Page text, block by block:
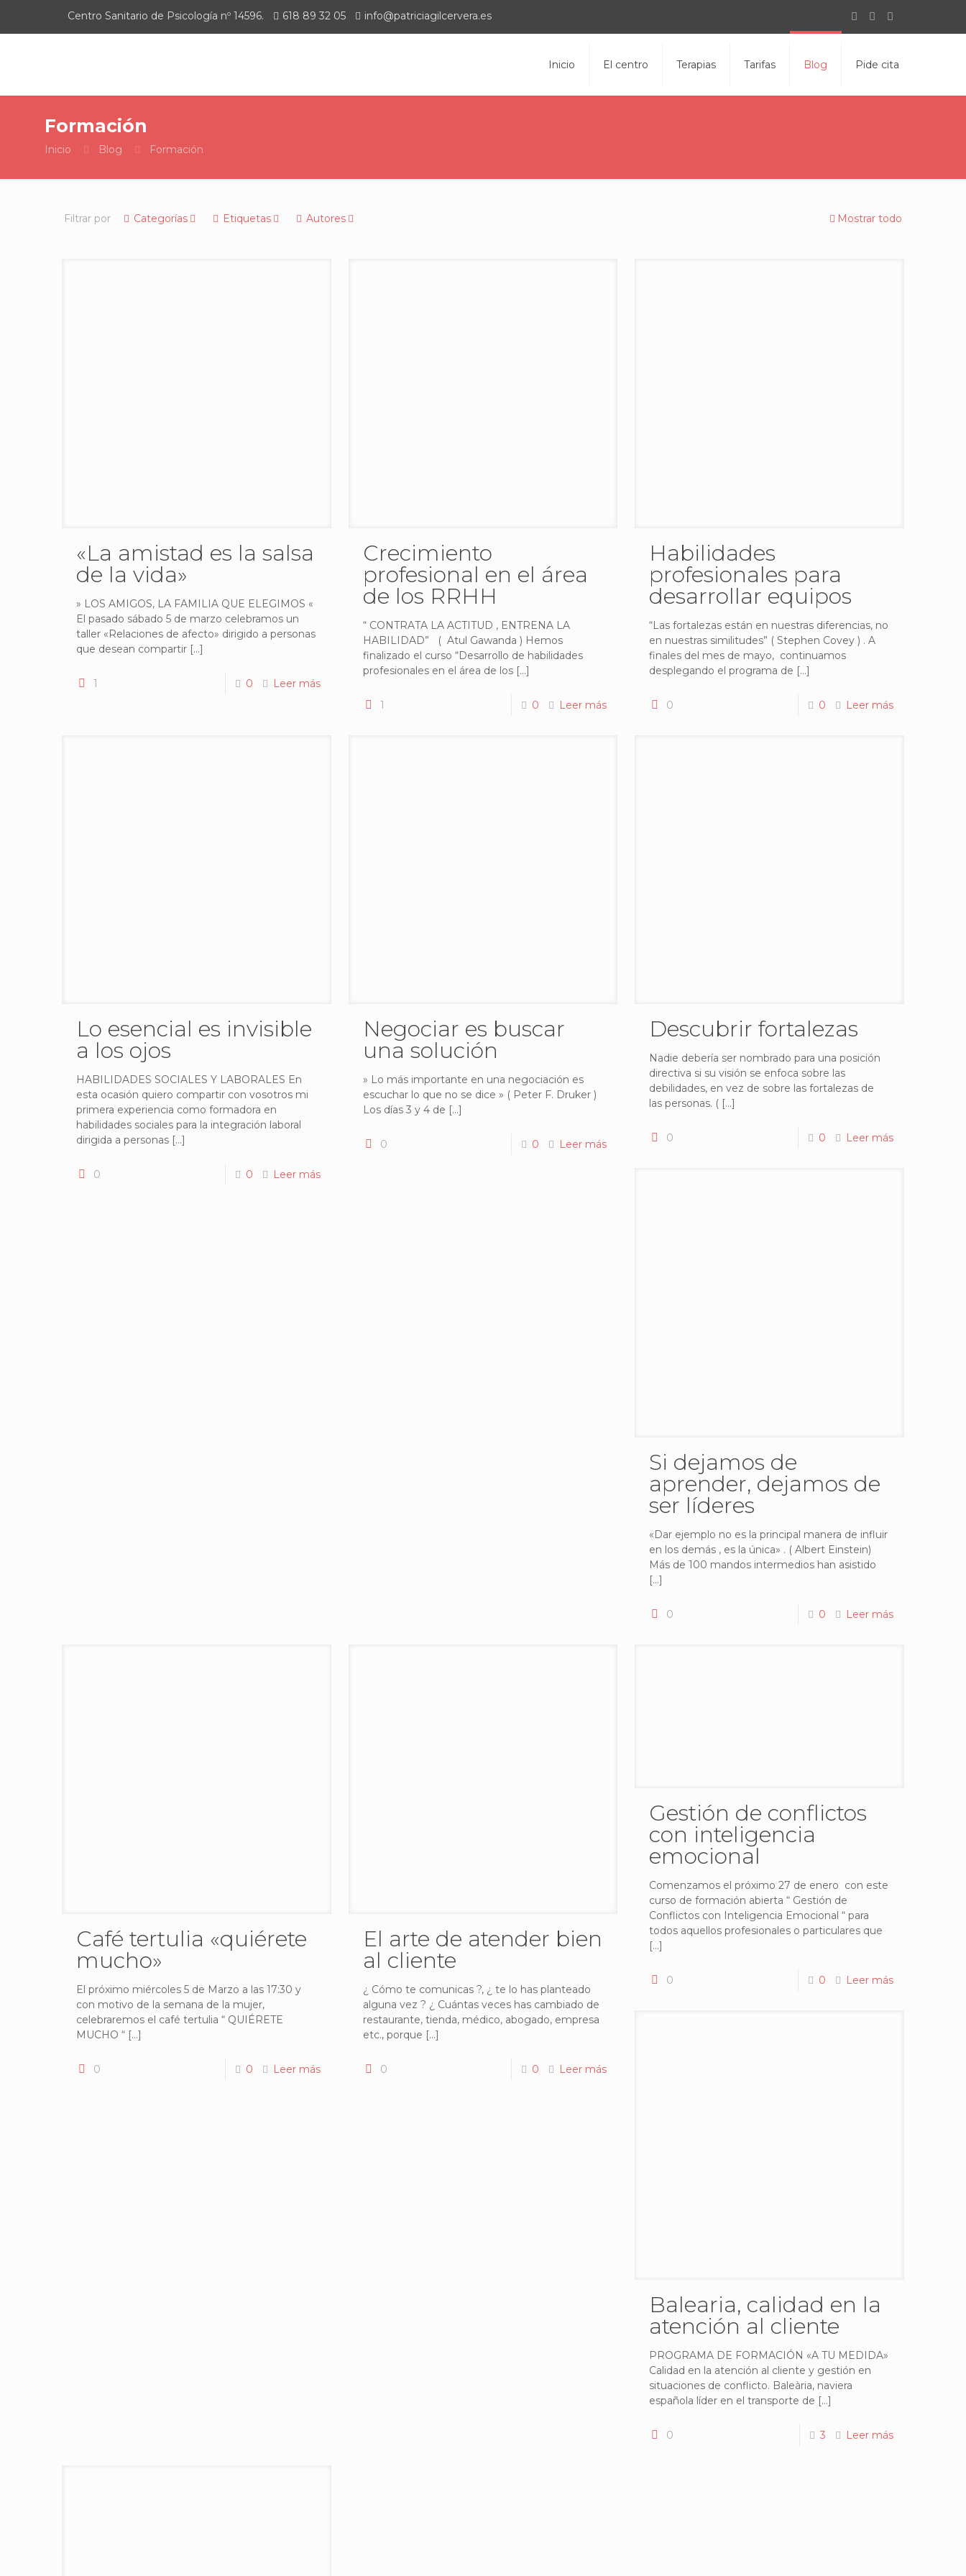
Centro Sanitario de Psicología nº 14596. 618 89 32 05 info@patriciagilcervera.es
Inicio El centro Terapias Tarifas Blog Pide cita
Formación
Inicio Blog Formación
Filtrar por Categorías Etiquetas Autores Mostrar todo
«La amistad es la salsa
de la vida»
» LOS AMIGOS, LA FAMILIA QUE ELEGIMOS «
El pasado sábado 5 de marzo celebramos un
taller «Relaciones de afecto» dirigido a personas
que desean compartir[…]
1 0 Leer más
Crecimiento
profesional en el área
de los RRHH
“ CONTRATA LA ACTITUD , ENTRENA LA
HABILIDAD” ( Atul Gawanda ) Hemos
finalizado el curso “Desarrollo de habilidades
profesionales en el área de los[…]
1 0 Leer más
Habilidades
profesionales para
desarrollar equipos
“Las fortalezas están en nuestras diferencias, no
en nuestras similitudes” ( Stephen Covey ) . A
finales del mes de mayo, continuamos
desplegando el programa de […]
0 0 Leer más
Lo esencial es invisible
a los ojos
HABILIDADES SOCIALES Y LABORALES En
esta ocasión quiero compartir con vosotros mi
primera experiencia como formadora en
habilidades sociales para la integración laboral
dirigida a personas[…]
0 0 Leer más
Negociar es buscar
una solución
» Lo más importante en una negociación es
escuchar lo que no se dice » ( Peter F. Druker )
Los días 3 y 4 de […]
0 0 Leer más
Descubrir fortalezas
Nadie debería ser nombrado para una posición
directiva si su visión se enfoca sobre las
debilidades, en vez de sobre las fortalezas de
las personas. ( […]
0 0 Leer más
Si dejamos de
aprender, dejamos de
ser líderes
«Dar ejemplo no es la principal manera de influir
en los demás , es la única» . ( Albert Einstein)
Más de 100 mandos intermedios han asistido
[…]
0 0 Leer más
Café tertulia «quiérete
mucho»
El próximo miércoles 5 de Marzo a las 17:30 y
con motivo de la semana de la mujer,
celebraremos el café tertulia “ QUIÉRETE
MUCHO “[…]
0 0 Leer más
El arte de atender bien
al cliente
¿ Cómo te comunicas ?, ¿ te lo has planteado
alguna vez ? ¿ Cuántas veces has cambiado de
restaurante, tienda, médico, abogado, empresa
etc., porque […]
0 0 Leer más
Gestión de conflictos
con inteligencia
emocional
Comenzamos el próximo 27 de enero con este
curso de formación abierta “ Gestión de
Conflictos con Inteligencia Emocional “ para
todos aquellos profesionales o particulares que
[…]
0 0 Leer más
Balearia, calidad en la
atención al cliente
PROGRAMA DE FORMACIÓN «A TU MEDIDA»
Calidad en la atención al cliente y gestión en
situaciones de conflicto. Baleària, naviera
española líder en el transporte de […]
0 3 Leer más